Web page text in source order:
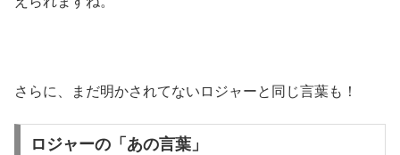
さらに、まだ明かされてないロジャーと同じ言葉も！
ロジャーの「あの言葉」